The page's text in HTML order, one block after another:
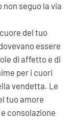
seguo la via
del tuo
essere
di affetto e di
per i cuori
vendetta. Le
tuo amore
consolazione